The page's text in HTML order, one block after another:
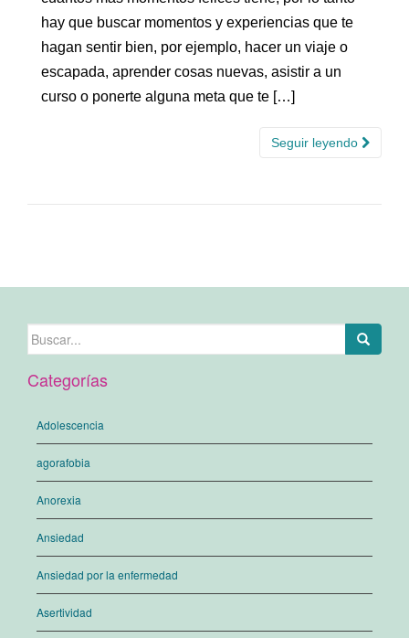
hay que buscar momentos y experiencias que te
hagan sentir bien, por ejemplo, hacer un viaje o
escapada, aprender cosas nuevas, asistir a un
curso o ponerte alguna meta que te […]
Seguir leyendo
Buscar:
Categorías
Adolescencia
agorafobia
Anorexia
Ansiedad
Ansiedad por la enfermedad
Asertividad